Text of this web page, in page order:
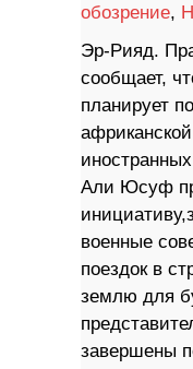
обозрение,
Эр-Рияд.
сообщает,
планирует
Али Юсуф
военные
поездок в
землю для
завершены